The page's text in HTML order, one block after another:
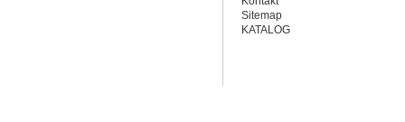
Sitemap
KATALOG